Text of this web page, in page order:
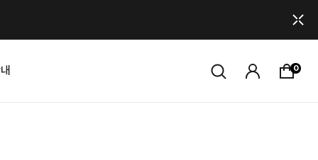
0